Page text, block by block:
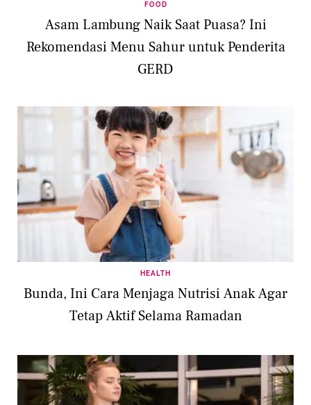
FOOD
Asam Lambung Naik Saat Puasa? Ini
Rekomendasi Menu Sahur untuk Penderita
GERD
HEALTH
Bunda, Ini Cara Menjaga Nutrisi Anak Agar
Tetap Aktif Selama Ramadan